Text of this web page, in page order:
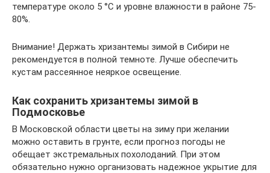
температуре около 5 °С и уровне влажности в районе 75-
80%.
Внимание! Держать хризантемы зимой в Сибири не
рекомендуется в полной темноте. Лучше обеспечить
кустам рассеянное неяркое освещение.
Как сохранить хризантемы зимой в
Подмосковье
В Московской области цветы на зиму при желании
можно оставить в грунте, если прогноз погоды не
обещает экстремальных похолоданий. При этом
обязательно нужно организовать надежное укрытие для